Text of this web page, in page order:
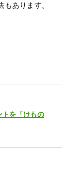
あります。
トを「けもの